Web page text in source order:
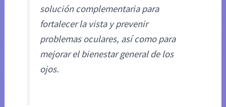
solución complementaria para
fortalecer la vista y prevenir
problemas oculares, así como para
mejorar el bienestar general de los
ojos.